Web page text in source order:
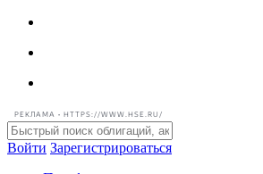
РЕКЛАМА • HTTPS://WWW.HSE.RU/